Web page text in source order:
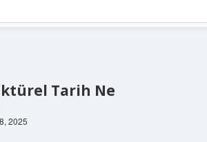
Tarih Ne
2025